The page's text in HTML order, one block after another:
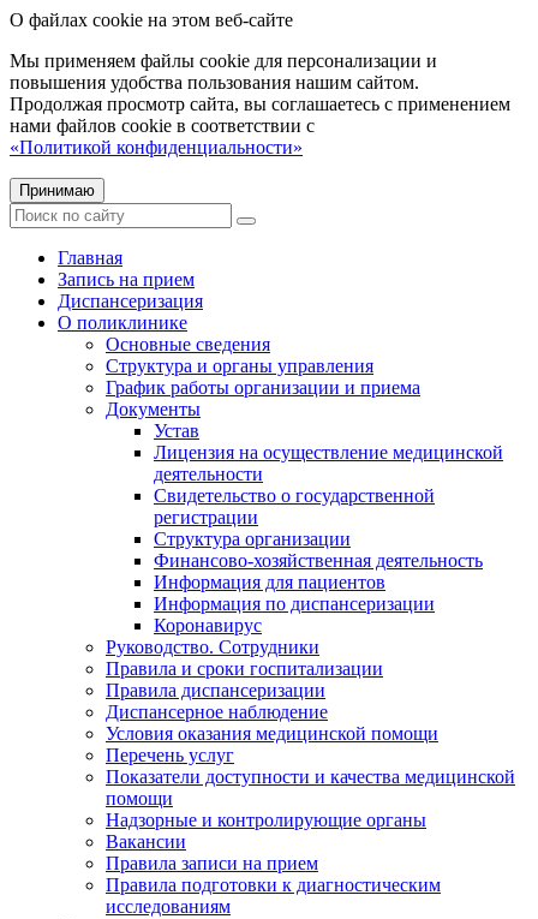
О файлах cookie на этом веб-сайте
Мы применяем файлы cookie для персонализации и
повышения удобства пользования нашим сайтом.
Продолжая просмотр сайта, вы соглашаетесь с применением
нами файлов cookie в соответствии с
«Политикой конфиденциальности»
Принимаю
Главная
Запись на прием
Диспансеризация
О поликлинике
Основные сведения
Структура и органы управления
График работы организации и приема
Документы
Устав
Лицензия на осуществление медицинской
деятельности
Свидетельство о государственной
регистрации
Структура организации
Финансово-хозяйственная деятельность
Информация для пациентов
Информация по диспансеризации
Коронавирус
Руководство. Сотрудники
Правила и сроки госпитализации
Правила диспансеризации
Диспансерное наблюдение
Условия оказания медицинской помощи
Перечень услуг
Показатели доступности и качества медицинской
помощи
Надзорные и контролирующие органы
Вакансии
Правила записи на прием
Правила подготовки к диагностическим
исследованиям